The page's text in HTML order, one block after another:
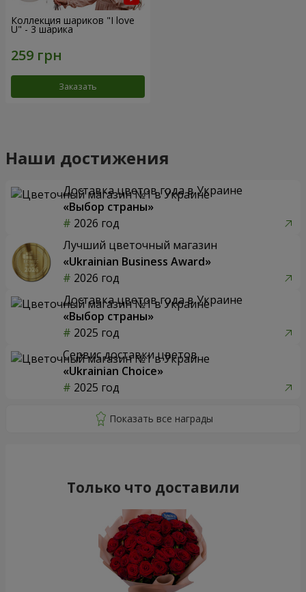
Коллекция шариков "I love
U" - 3 шарика
Заказать
Наши достижения
Доставка цветов года в Украине
«Выбор страны»
2026 год
Лучший цветочный магазин
«Ukrainian Business Award»
2026 год
Доставка цветов года в Украине
«Выбор страны»
2025 год
Сервис доставки цветов
«Ukrainian Choice»
2025 год
Только что доставили